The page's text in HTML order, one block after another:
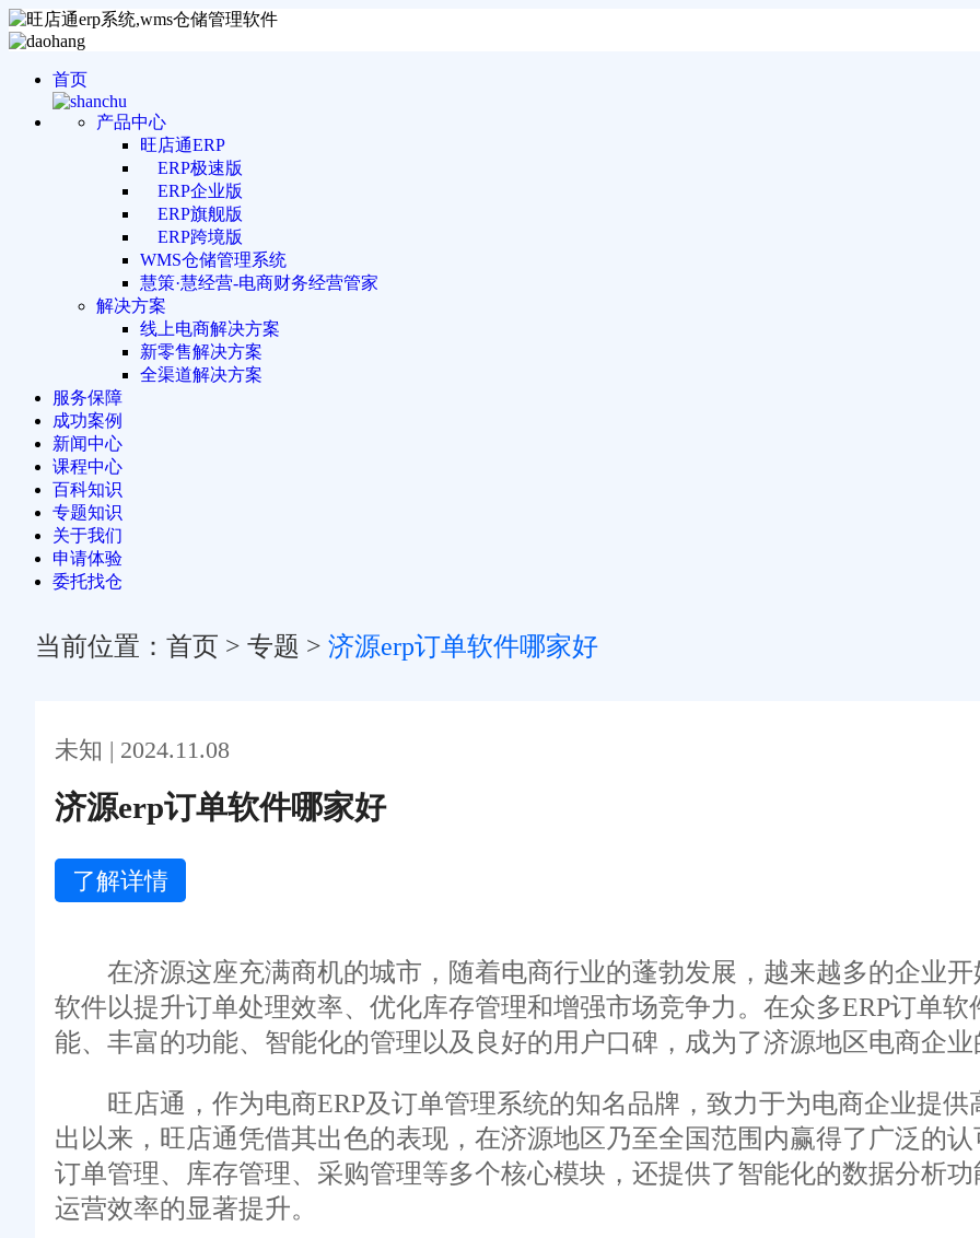
首页
产品中心
旺店通ERP
ERP极速版
ERP企业版
ERP旗舰版
ERP跨境版
WMS仓储管理系统
慧策·慧经营-电商财务经营管家
解决方案
线上电商解决方案
新零售解决方案
全渠道解决方案
服务保障
成功案例
新闻中心
课程中心
百科知识
专题知识
关于我们
申请体验
委托找仓
当前位置： 首页 > 专题 > 济源erp订单软件哪家好
未知 | 2024.11.08
济源erp订单软件哪家好
了解详情
在济源这座充满商机的城市，随着电商行业的蓬勃发展，越来越多的企业开
软件以提升订单处理效率、优化库存管理和增强市场竞争力。在众多ERP订单
能、丰富的功能、智能化的管理以及良好的用户口碑，成为了济源地区电商企业
旺店通，作为电商ERP及订单管理系统的知名品牌，致力于为电商企业提供
出以来，旺店通凭借其出色的表现，在济源地区乃至全国范围内赢得了广泛的
订单管理、库存管理、采购管理等多个核心模块，还提供了智能化的数据分析
运营效率的显著提升。